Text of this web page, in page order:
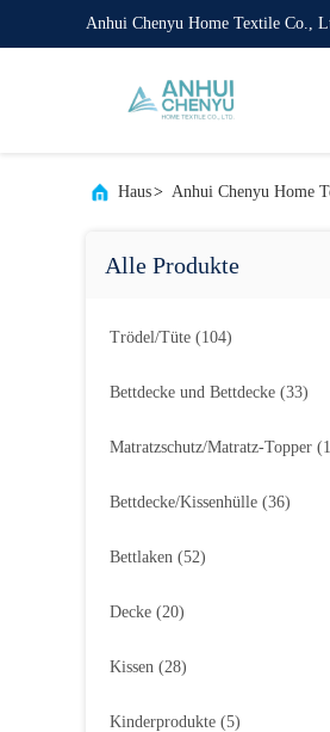
Anhui Chenyu Home Textile Co.,
Haus> Anhui Chenyu Home
Alle Produkte
Trödel/Tüte (104)
Bettdecke und Bettdecke (33)
Matratzschutz/Matratz-Topper
Bettdecke/Kissenhülle (36)
Bettlaken (52)
Decke (20)
Kissen (28)
Kinderprodukte (5)